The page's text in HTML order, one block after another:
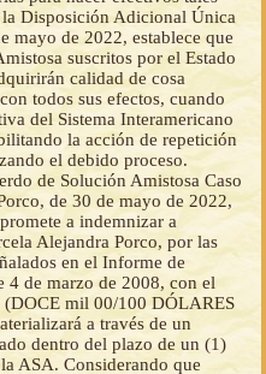
Disposición Adicional Única
mayo de 2022, establece que
suscritos por el Estado
calidad de cosa
todos sus efectos, cuando
del Sistema Interamericano
la acción de repetición
el debido proceso.
de Solución Amistosa Caso
de 30 de mayo de 2022,
a indemnizar a
Alejandra Porco, por las
en el Informe de
de marzo de 2008, con el
mil 00/100 DÓLARES
a través de un
dentro del plazo de un (1)
ASA. Considerando que